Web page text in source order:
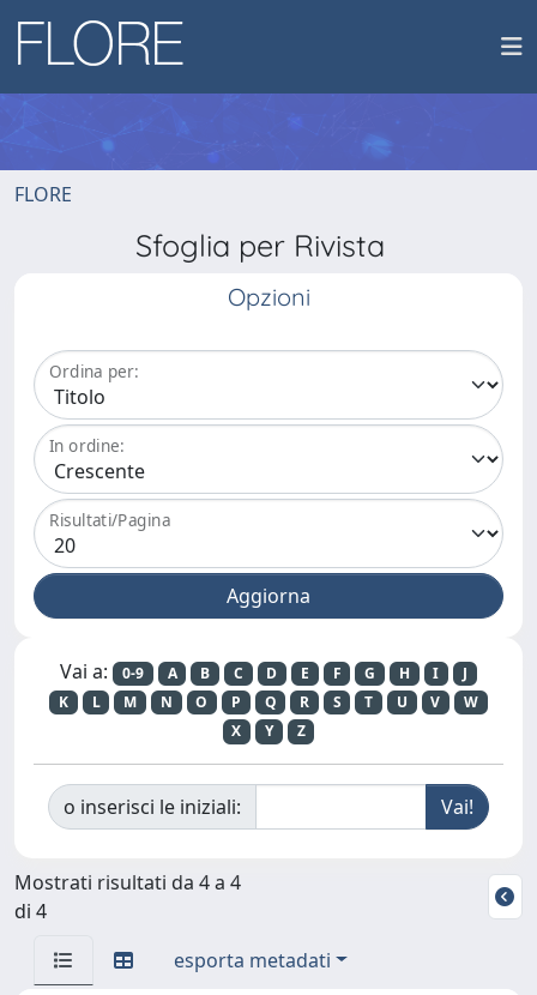
FLORE
Sfoglia per Rivista
Opzioni
Ordina per:
In ordine:
Risultati/Pagina
Vai a: 0-9 A B C D E F G H I
J
K
L M N O P Q R S T U V
W
X
Y Z
o inserisci le iniziali:
Mostrati risultati da 4 a 4
di 4
esporta metadati